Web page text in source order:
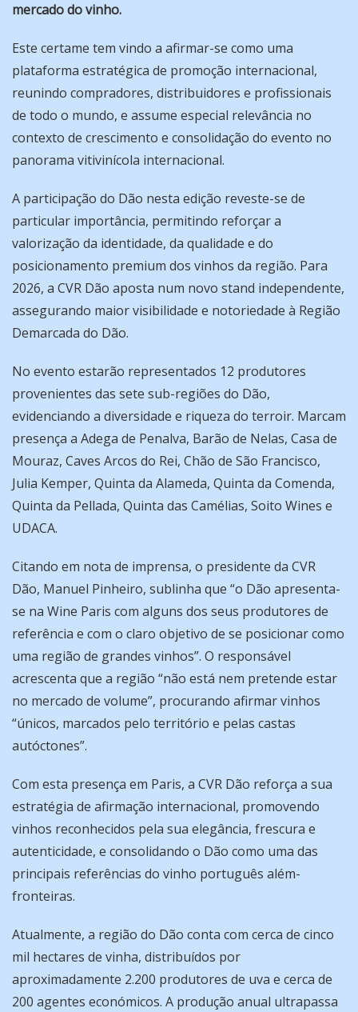
mercado do vinho.
Este certame tem vindo a afirmar-se como uma
plataforma estratégica de promoção internacional,
reunindo compradores, distribuidores e profissionais
de todo o mundo, e assume especial relevância no
contexto de crescimento e consolidação do evento no
panorama vitivinícola internacional.
A participação do Dão nesta edição reveste-se de
particular importância, permitindo reforçar a
valorização da identidade, da qualidade e do
posicionamento premium dos vinhos da região. Para
2026, a CVR Dão aposta num novo stand independente,
assegurando maior visibilidade e notoriedade à Região
Demarcada do Dão.
No evento estarão representados 12 produtores
provenientes das sete sub-regiões do Dão,
evidenciando a diversidade e riqueza do terroir. Marcam
presença a Adega de Penalva, Barão de Nelas, Casa de
Mouraz, Caves Arcos do Rei, Chão de São Francisco,
Julia Kemper, Quinta da Alameda, Quinta da Comenda,
Quinta da Pellada, Quinta das Camélias, Soito Wines e
UDACA.
Citando em nota de imprensa, o presidente da CVR
Dão, Manuel Pinheiro, sublinha que “o Dão apresenta-
se na Wine Paris com alguns dos seus produtores de
referência e com o claro objetivo de se posicionar como
uma região de grandes vinhos”. O responsável
acrescenta que a região “não está nem pretende estar
no mercado de volume”, procurando afirmar vinhos
“únicos, marcados pelo território e pelas castas
autóctones”.
Com esta presença em Paris, a CVR Dão reforça a sua
estratégia de afirmação internacional, promovendo
vinhos reconhecidos pela sua elegância, frescura e
autenticidade, e consolidando o Dão como uma das
principais referências do vinho português além-
fronteiras.
Atualmente, a região do Dão conta com cerca de cinco
mil hectares de vinha, distribuídos por
aproximadamente 2.200 produtores de uva e cerca de
200 agentes económicos. A produção anual ultrapassa